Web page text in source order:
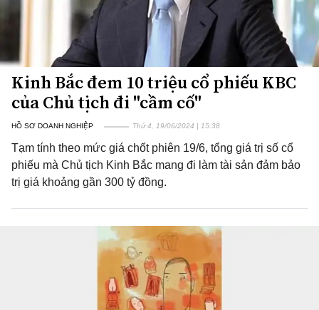
Kinh Bắc đem 10 triệu cổ phiếu KBC
của Chủ tịch đi "cầm cố"
HỒ SƠ DOANH NGHIỆP Thứ 4, 19/06/2024 | 15:38
Tạm tính theo mức giá chốt phiên 19/6, tổng giá trị số cổ
phiếu mà Chủ tịch Kinh Bắc mang đi làm tài sản đảm bảo
trị giá khoảng gần 300 tỷ đồng.